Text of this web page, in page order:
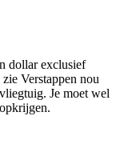
dollar exclusief
Verstappen nou
Je moet wel